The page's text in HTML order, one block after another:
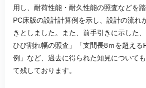
用し、耐荷性能・耐久性能の照査などを
PC床版の設計計算例を示し、設計の流れ
きとしました。また、前手引きに示した
ひび割れ幅の照査」「支間長8ｍを超える
例」など、過去に得られた知見について
て残しております。